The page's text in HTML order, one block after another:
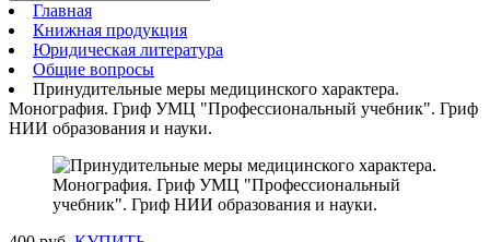
Главная
Книжная продукция
Юридическая литература
Общие вопросы
Принудительные меры медицинского характера.
Монография. Гриф УМЦ "Профессиональный учебник". Гриф
НИИ образования и науки.